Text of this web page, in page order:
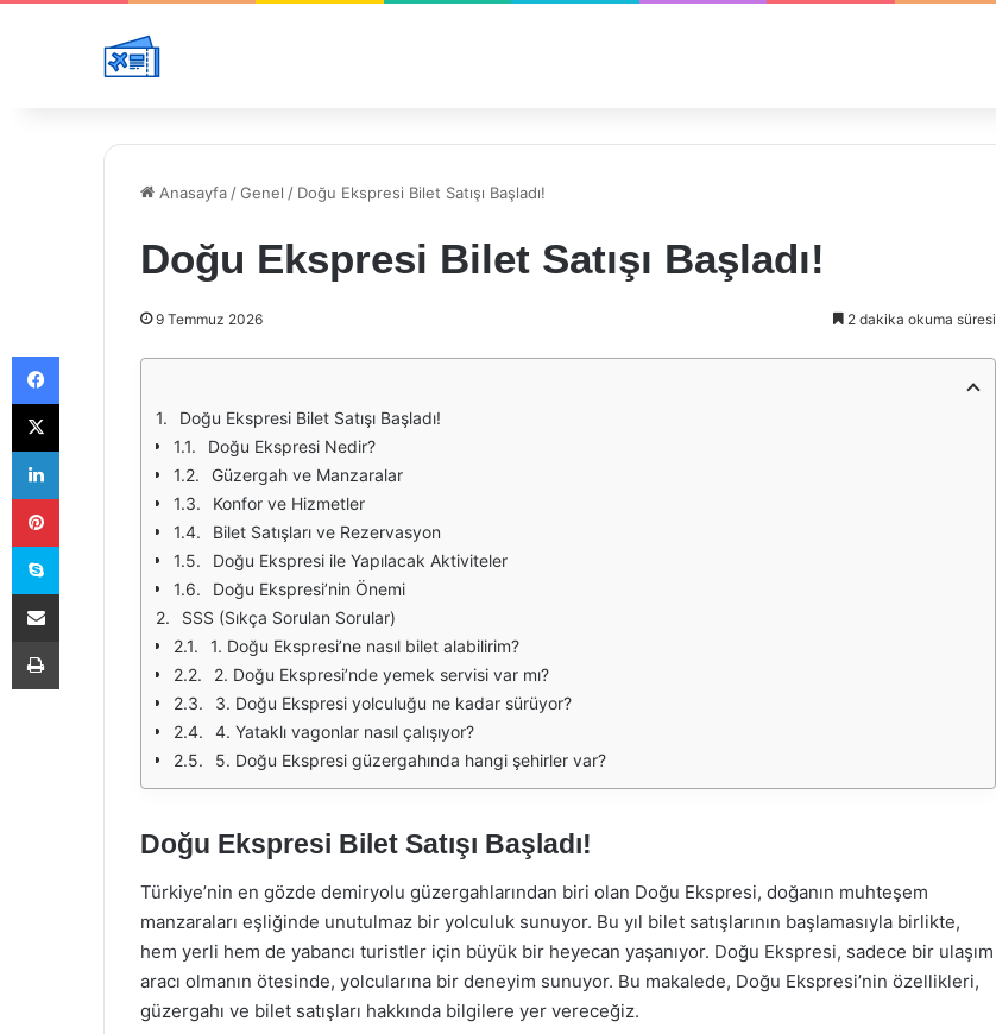
Anasayfa /Genel / Doğu Ekspresi Bilet Satışı Başladı!
Doğu Ekspresi Bilet Satışı Başladı!
9 Temmuz 2026 2 dakika okuma süresi
Doğu Ekspresi Bilet Satışı Başladı!
Doğu Ekspresi Nedir?
Güzergah ve Manzaralar
Konfor ve Hizmetler
Bilet Satışları ve Rezervasyon
Doğu Ekspresi ile Yapılacak Aktiviteler
Doğu Ekspresi’nin Önemi
SSS (Sıkça Sorulan Sorular)
1. Doğu Ekspresi’ne nasıl bilet alabilirim?
2. Doğu Ekspresi’nde yemek servisi var mı?
3. Doğu Ekspresi yolculuğu ne kadar sürüyor?
4. Yataklı vagonlar nasıl çalışıyor?
5. Doğu Ekspresi güzergahında hangi şehirler var?
Doğu Ekspresi Bilet Satışı Başladı!
Türkiye’nin en gözde demiryolu güzergahlarından biri olan Doğu Ekspresi, doğanın muhteşem
manzaraları eşliğinde unutulmaz bir yolculuk sunuyor. Bu yıl bilet satışlarının başlamasıyla birlikte,
hem yerli hem de yabancı turistler için büyük bir heyecan yaşanıyor. Doğu Ekspresi, sadece bir ulaşım
aracı olmanın ötesinde, yolcularına bir deneyim sunuyor. Bu makalede, Doğu Ekspresi’nin özellikleri,
güzergahı ve bilet satışları hakkında bilgilere yer vereceğiz.
Facebook
X
LinkedIn
Pinterest
Skype
E-Posta ile paylaş